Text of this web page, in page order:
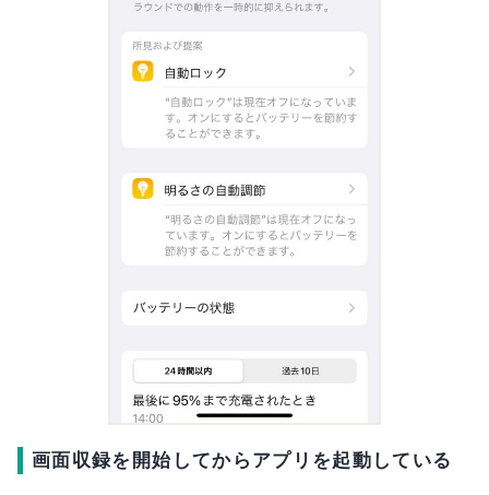
画面収録を開始してからアプリを起動している